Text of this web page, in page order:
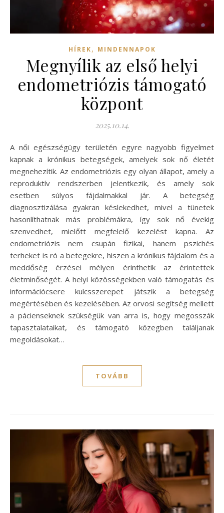
HÍREK, MINDENNAPOK
Megnyílik az első helyi
endometriózis támogató
központ
2025.10.14.
A női egészségügy területén egyre nagyobb figyelmet
kapnak a krónikus betegségek, amelyek sok nő életét
megnehezítik. Az endometriózis egy olyan állapot, amely a
reproduktív rendszerben jelentkezik, és amely sok
esetben súlyos fájdalmakkal jár. A betegség
diagnosztizálása gyakran késlekedhet, mivel a tünetek
hasonlíthatnak más problémákra, így sok nő évekig
szenvedhet, mielőtt megfelelő kezelést kapna. Az
endometriózis nem csupán fizikai, hanem pszichés
terheket is ró a betegekre, hiszen a krónikus fájdalom és a
meddőség érzései mélyen érinthetik az érintettek
életminőségét. A helyi közösségekben való támogatás és
információcsere kulcsszerepet játszik a betegség
megértésében és kezelésében. Az orvosi segítség mellett
a pácienseknek szükségük van arra is, hogy megosszák
tapasztalataikat, és támogató közegben találjanak
megoldásokat…
TOVÁBB